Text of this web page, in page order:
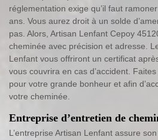
réglementation exige qu’il faut
ans. Vous aurez droit à un solde
pas. Alors, Artisan Lenfant Cepoy
cheminée avec précision et adresse.
Lenfant vous offriront un certificat
vous couvrira en cas d’accident.
pour votre grande bonheur et afin
votre cheminée.
Entreprise d’entretien de
L’entreprise Artisan Lenfant assure